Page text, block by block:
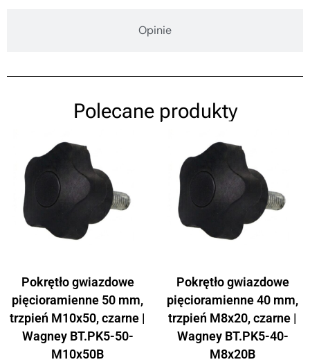
Opinie
Polecane produkty
Pokrętło gwiazdowe
pięcioramienne 50 mm,
trzpień M10x50, czarne |
Wagney BT.PK5-50-
M10x50B
Pokrętło gwiazdowe
pięcioramienne 40 mm,
trzpień M8x20, czarne |
Wagney BT.PK5-40-
M8x20B